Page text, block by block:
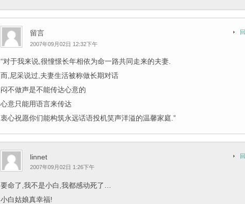
留言
2007年09月02日 12:32下午
“对于我来说,很憧憬长年相依为命一路共同走来的夫妻.
而,尼采说过,夫妻生活被称做长期对话
闷不做声是不能传达心意的
心意只能用语言来传达
衷心祝愿你们能构筑永远话语投机笑声洋溢的温馨家庭.”
linnet
2007年09月02日 1:26下午
要命了,我不是小白,我都感动死了…
小白姑娘真幸福!